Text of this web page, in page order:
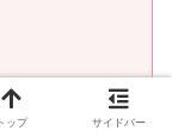
トップ サイドバー